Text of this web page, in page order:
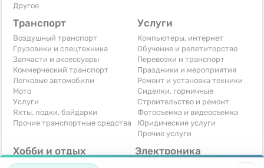
Другое
Транспорт
Воздушный транспорт
Грузовики и спецтехника
Запчасти и аксессуары
Коммерческий транспорт
Легковые автомобили
Мото
Услуги
Яхты, лодки, байдарки
Прочие транспортные средства
Услуги
Компьютеры, интернет
Обучение и репетиторство
Перевозки и транспорт
Праздники и мероприятия
Ремонт и установка техники
Сиделки, горничные
Строительство и ремонт
Фотосъемка и видеосъемка
Юридические услуги
Прочие услуги
Хобби и отдых
Книги и журналы
Электроника